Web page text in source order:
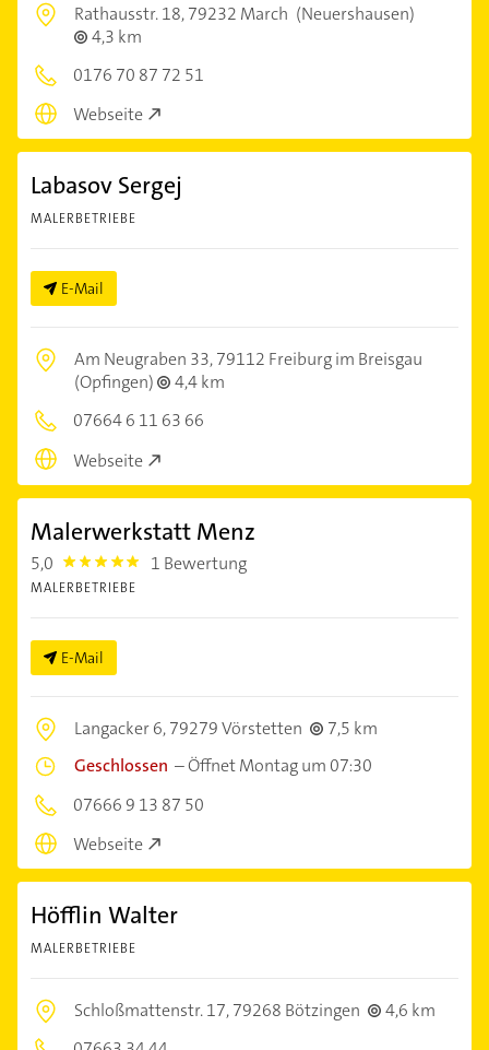
Rathausstr. 18,79232 March (Neuershausen)
4,3 km
0176 70 87 72 51
Webseite
Labasov Sergej
MALERBETRIEBE
E-Mail
Am Neugraben 33,79112 Freiburg im Breisgau
(Opfingen)
4,4 km
07664 6 11 63 66
Webseite
Malerwerkstatt Menz
5,0 5.0 1 Bewertung
MALERBETRIEBE
E-Mail
Langacker 6,79279 Vörstetten
7,5 km
Geschlossen –Öffnet Montag um 07:30
07666 9 13 87 50
Webseite
Höfflin Walter
MALERBETRIEBE
Schloßmattenstr. 17,79268 Bötzingen
4,6 km